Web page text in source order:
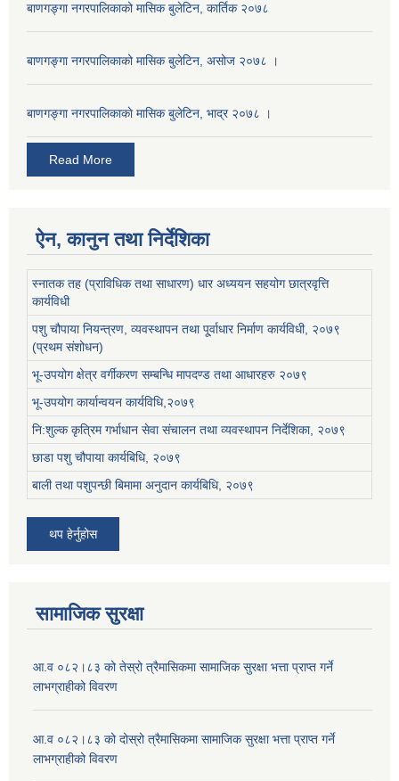
बाणगङ्गा नगरपालिकाको मासिक बुलेटिन, कार्तिक २०७८
बाणगङ्गा नगरपालिकाको मासिक बुलेटिन, असोज २०७८ ।
बाणगङ्गा नगरपालिकाकाे मासिक बुलेटिन, भाद्र २०७८ ।
Read More
ऐन, कानुन तथा निर्देशिका
स्नातक तह (प्राविधिक तथा साधारण) धार अध्ययन सहयोग छात्रवृत्ति
कार्यविधी
पशु चौपाया नियन्त्रण, व्यवस्थापन तथा पू्र्वाधार निर्माण कार्यविधी, २०७९
(प्रथम संशोधन)
भू-उपयोग क्षेत्र वर्गीकरण सम्बन्धि मापदण्ड तथा आधारहरु २०७९
भू-उपयोग कार्यान्वयन कार्यविधि,२०७९
नि:शुल्क कृत्रिम गर्भाधान सेवा संचालन तथा व्यवस्थापन निर्देशिका, २०७९
छाडा पशु चौपाया कार्यबिधि, २०७९
बाली तथा पशुपन्छी बिमामा अनुदान कार्यबिधि, २०७९
थप हेर्नुहोस
सामाजिक सुरक्षा
आ.व ०८२।८३ को तेस्रो त्रैमासिकमा सामाजिक सुरक्षा भत्ता प्राप्त गर्ने
लाभग्राहीको विवरण
आ.व ०८२।८३ को दोस्रो त्रैमासिकमा सामाजिक सुरक्षा भत्ता प्राप्त गर्ने
लाभग्राहीको विवरण